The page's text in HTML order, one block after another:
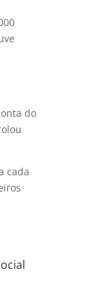
do
cada